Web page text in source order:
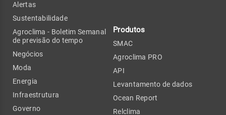
Alertas
Sustentabilidade
Agroclima - Boletim Semanal
de previsão do tempo
Negócios
Moda
Energia
Infraestrutura
Governo
Produtos
SMAC
Agroclima PRO
API
Levantamento de dados
Ocean Report
Relclima